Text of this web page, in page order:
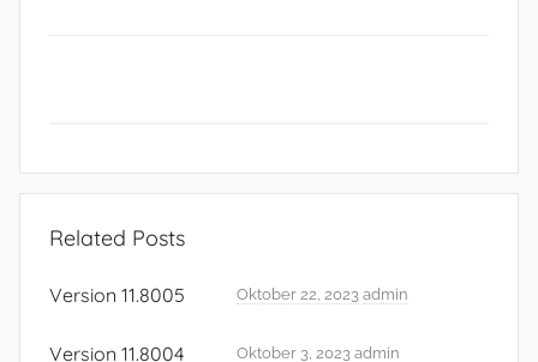
R
l
s
Related Posts
Version 11.8005 Oktober 22, 2023 admin
Version 11.8004 Oktober 3, 2023 admin